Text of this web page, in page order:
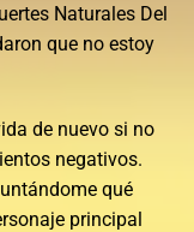
Naturales Del
que no estoy
de nuevo si no
negativos.
qué
principal